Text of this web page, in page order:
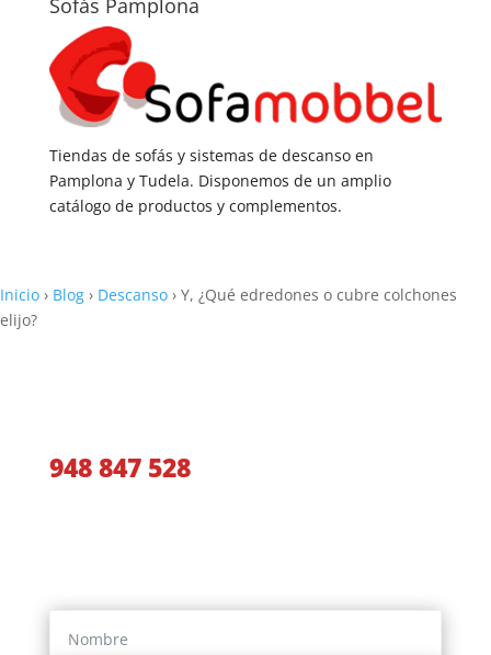
Sofás Pamplona
Tiendas de sofás y sistemas de descanso en
Pamplona y Tudela. Disponemos de un amplio
catálogo de productos y complementos.
Inicio › Blog › Descanso › Y, ¿Qué edredones o cubre colchones
elijo?
948 847 528